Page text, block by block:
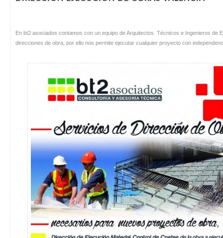
En bt2 asociados contamos con un equipo de Arquitectos Técnicos e Ingenieros de
direcciones de obra, por ello nos permite ejecutar cualquier proyecto con